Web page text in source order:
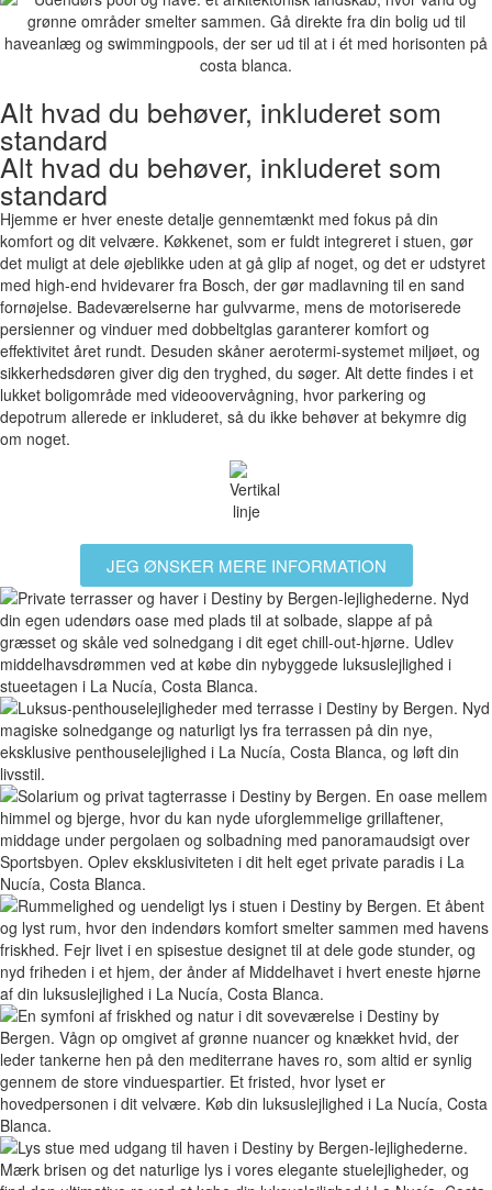
Alt hvad du behøver, inkluderet som
standard
Alt hvad du behøver, inkluderet som
standard
Hjemme er hver eneste detalje gennemtænkt med fokus på din
komfort og dit velvære. Køkkenet, som er fuldt integreret i stuen, gør
det muligt at dele øjeblikke uden at gå glip af noget, og det er udstyret
med high-end hvidevarer fra Bosch, der gør madlavning til en sand
fornøjelse. Badeværelserne har gulvvarme, mens de motoriserede
persienner og vinduer med dobbeltglas garanterer komfort og
effektivitet året rundt. Desuden skåner aerotermi-systemet miljøet, og
sikkerhedsdøren giver dig den tryghed, du søger. Alt dette findes i et
lukket boligområde med videoovervågning, hvor parkering og
depotrum allerede er inkluderet, så du ikke behøver at bekymre dig
om noget.
JEG ØNSKER MERE INFORMATION